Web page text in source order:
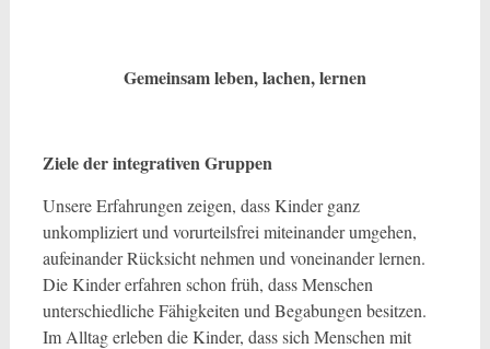
Gemeinsam leben, lachen, lernen
Ziele der integrativen Gruppen
Unsere Erfahrungen zeigen, dass Kinder ganz
unkompliziert und vorurteilsfrei miteinander umgehen,
aufeinander Rücksicht nehmen und voneinander lernen.
Die Kinder erfahren schon früh, dass Menschen
unterschiedliche Fähigkeiten und Begabungen besitzen.
Im Alltag erleben die Kinder, dass sich Menschen mit